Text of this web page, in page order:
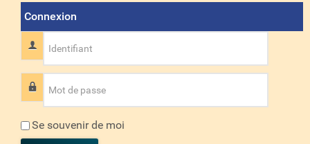
Connexion
Identifiant
Mot de passe
Se souvenir de moi